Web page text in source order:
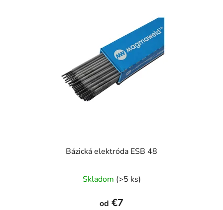
Bázická elektróda ESB 48
hodnotenie
produktu
Skladom (>5 ks)
od €7